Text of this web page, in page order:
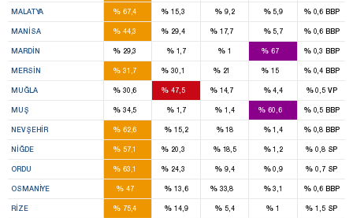
MALATYA %67,4 % 15,3 % 9,2 %5,9 %0,6BBP
MANISA %44,3 % 29,4 %17,7 %5,7 %0,6BBP
MARDIN %29,3 %1,7 %1 % 67 %0,3BBP
MERSIN %31,7 % 30,1 %21 % 15 %0,4BBP
MUĞLA %30,6 % 47,5 %14,7 %4,4 %0,5VP
MUŞ %34,5 %1,7 % 1,4 % 60,6 %0,5BBP
NEVŞEHIR %62,6 % 15,2 %18 %1,4 %0,8BBP
NIĞDE %57,1 % 20,3 %18,5 %1,2 % 0,8 SP
ORDU %63,1 % 24,3 % 9,4 %0,9 % 0,7 SP
OSMANIYE %47 % 13,6 %33,8 %3,1 %0,6BBP
RIZE %75,4 % 14,9 % 5,4 % 1 % 1,5 SP